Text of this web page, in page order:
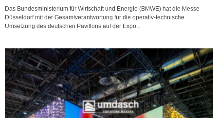
Das Bundesministerium für Wirtschaft und Energie (BMWE) hat die Messe
Düsseldorf mit der Gesamtverantwortung für die operativ-technische
Umsetzung des deutschen Pavillons auf der Expo...